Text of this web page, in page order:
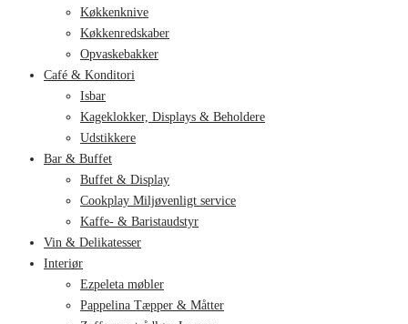
Køkkenknive
Køkkenredskaber
Opvaskebakker
Café & Konditori
Isbar
Kageklokker, Displays & Beholdere
Udstikkere
Bar & Buffet
Buffet & Display
Cookplay Miljøvenligt service
Kaffe- & Baristaudstyr
Vin & Delikatesser
Interiør
Ezpeleta møbler
Pappelina Tæpper & Måtter